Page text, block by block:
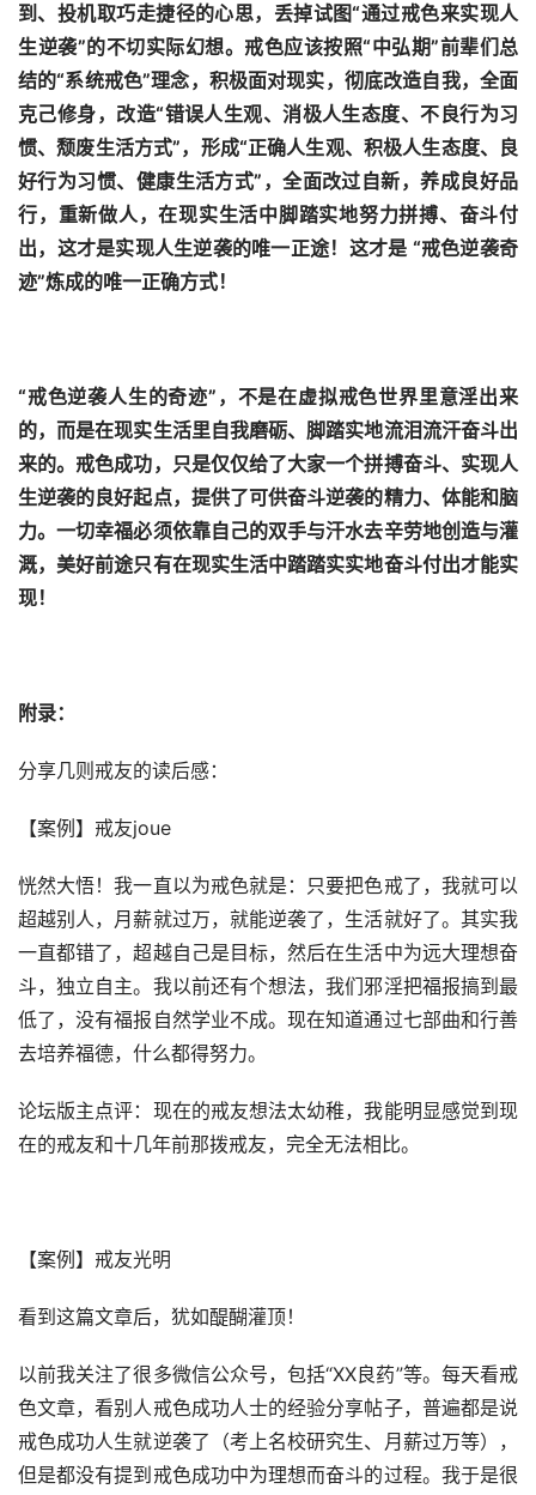
到、投机取巧走捷径的心思，丢掉试图“通过戒色来实现人
生逆袭”的不切实际幻想。戒色应该按照“中弘期”前辈们总
结的“系统戒色”理念，积极面对现实，彻底改造自我，全面
克己修身，改造“错误人生观、消极人生态度、不良行为习
惯、颓废生活方式”，形成“正确人生观、积极人生态度、良
好行为习惯、健康生活方式”，全面改过自新，养成良好品
行，重新做人，在现实生活中脚踏实地努力拼搏、奋斗付
出，这才是实现人生逆袭的唯一正途！这才是 “戒色逆袭奇
迹”炼成的唯一正确方式！
“戒色逆袭人生的奇迹”，不是在虚拟戒色世界里意淫出来
的，而是在现实生活里自我磨砺、脚踏实地流泪流汗奋斗出
来的。戒色成功，只是仅仅给了大家一个拼搏奋斗、实现人
生逆袭的良好起点，提供了可供奋斗逆袭的精力、体能和脑
力。一切幸福必须依靠自己的双手与汗水去辛劳地创造与灌
溉，美好前途只有在现实生活中踏踏实实地奋斗付出才能实
现！
附录：
分享几则戒友的读后感：
【案例】戒友joue
恍然大悟！我一直以为戒色就是：只要把色戒了，我就可以
超越别人，月薪就过万，就能逆袭了，生活就好了。其实我
一直都错了，超越自己是目标，然后在生活中为远大理想奋
斗，独立自主。我以前还有个想法，我们邪淫把福报搞到最
低了，没有福报自然学业不成。现在知道通过七部曲和行善
去培养福德，什么都得努力。
论坛版主点评：现在的戒友想法太幼稚，我能明显感觉到现
在的戒友和十几年前那拨戒友，完全无法相比。
【案例】戒友光明
看到这篇文章后，犹如醍醐灌顶！
以前我关注了很多微信公众号，包括“XX良药”等。每天看戒
色文章，看别人戒色成功人士的经验分享帖子，普遍都是说
戒色成功人生就逆袭了（考上名校研究生、月薪过万等），
但是都没有提到戒色成功中为理想而奋斗的过程。我于是很